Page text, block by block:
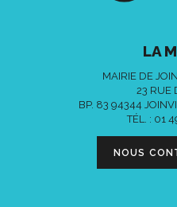
LA
MAIRIE DE
23 RUE
BP. 83 94344
TÉL. : 01
NOUS